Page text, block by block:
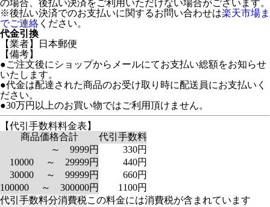
の場合、後払い決済をご利用いただけない場合がございます。
※後払い決済でのお支払いに関するお問い合わせは楽天市場ま
でご連絡 ください。
代金引換
【業者】日本郵便
【備考】
●ご注文後にショップからメールにてお支払い総額をお知らせ
いたします。
●代金は配達された商品のお受け取り時に配送員にお支払いく
ださい。
●30万円以上のお買い物ではご利用頂けません。
【代引手数料料金表】
商品価格合計
代引手数料
～ 9999円
330円
10000 ～ 29999円
440円
30000 ～ 99999円
660円
100000 ～ 300000円
1100円
代引手数料分消費税この料金には消費税が含まれています